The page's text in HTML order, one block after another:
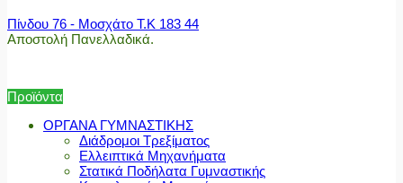
Πίνδου 76 - Μοσχάτο Τ.Κ 183 44
Αποστολή Πανελλαδικά.
Προϊόντα
ΟΡΓΑΝΑ ΓΥΜΝΑΣΤΙΚΗΣ
Διάδρομοι Τρεξίματος
Ελλειπτικά Μηχανήματα
Στατικά Ποδήλατα Γυμναστικής